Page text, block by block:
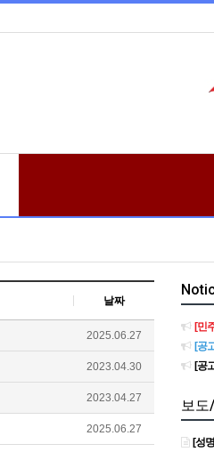
날짜
2025.06.27
2023.04.30
2023.04.27
2025.06.27
[민
[공
[공
보도
[성명]